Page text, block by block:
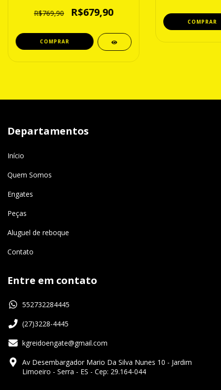
R$769,90 R$679,90
Departamentos
Início
Quem Somos
Engates
Peças
Aluguel de reboque
Contato
Entre em contato
552732284445
(27)3228-4445
kgreidoengate@gmail.com
Av Desembargador Mario Da Silva Nunes 10 - Jardim
Limoeiro - Serra - ES - Cep: 29.164-044